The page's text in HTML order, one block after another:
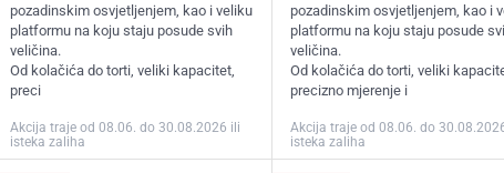
pozadinskim osvjetljenjem, kao i veliku
platformu na koju staju posude svih
veličina.
Od kolačića do torti, veliki kapacitet,
preci
Akcija traje od 08.06. do 30.08.2026 ili
isteka zaliha
pozadinskim osvjetljenjem, kao i
platformu na koju staju posude
veličina.
Od kolačića do torti, veliki
precizno mjerenje i
Akcija traje od 08.06. do
isteka zaliha